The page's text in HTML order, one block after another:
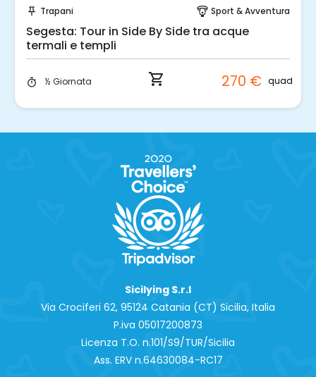
push_pin Trapani paragliding Sport & Avventura
Segesta: Tour in Side By Side tra acque
termali e templi
timer ½ Giornata shopping_cart 270 € quad
Sicilying S.r.l
Via Crociferi 62, 95124 Catania (CT) Sicilia, Italia
P.iva 0‍5017200873
Licenza T.O. n.101/S9/TUR/Sicilia
Ass. ERV n.64630084-RC17